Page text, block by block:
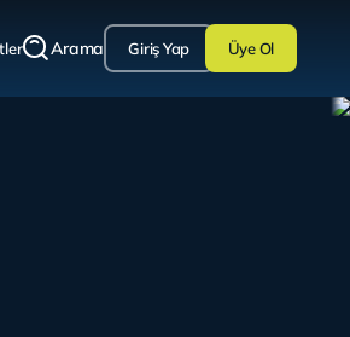
Arama Giriş Yap Üye Ol